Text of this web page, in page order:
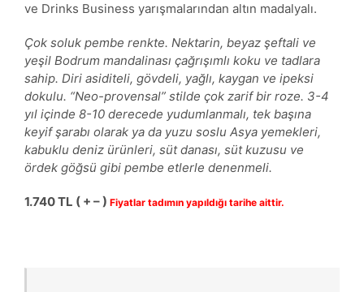
ve Drinks Business yarışmalarından altın madalyalı.
Çok soluk pembe renkte. Nektarin, beyaz şeftali ve
yeşil Bodrum mandalinası çağrışımlı koku ve tadlara
sahip. Diri asiditeli, gövdeli, yağlı, kaygan ve ipeksi
dokulu. “Neo-provensal” stilde çok zarif bir roze. 3-4
yıl içinde 8-10 derecede yudumlanmalı, tek başına
keyif şarabı olarak ya da yuzu soslu Asya yemekleri,
kabuklu deniz ürünleri, süt danası, süt kuzusu ve
ördek göğsü gibi pembe etlerle denenmeli.
1.740 TL ( + – ) Fiyatlar tadımın yapıldığı tarihe aittir.